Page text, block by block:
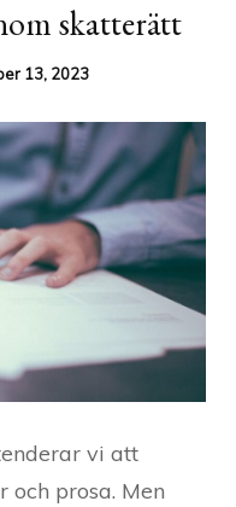
skatterätt
13, 2023
vi att
och prosa. Men